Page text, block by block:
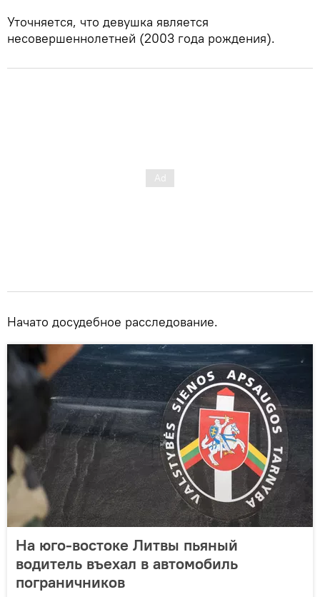
Уточняется, что девушка является
несовершеннолетней (2003 года рождения).
Начато досудебное расследование.
На юго-востоке Литвы пьяный
водитель въехал в автомобиль
пограничников